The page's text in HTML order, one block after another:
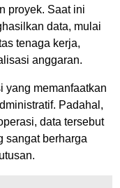
proyek. Saat ini
data, mulai
tenaga kerja,
anggaran.
yang memanfaatkan
Padahal,
data tersebut
sangat berharga